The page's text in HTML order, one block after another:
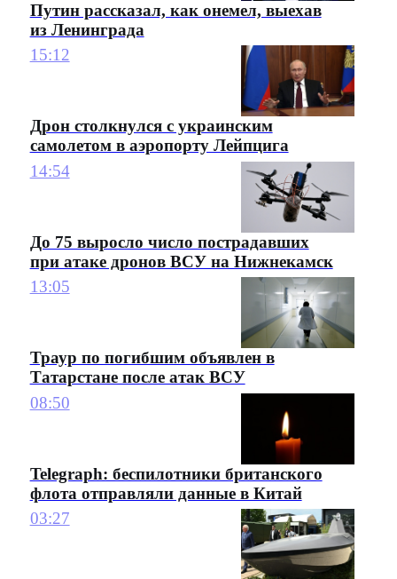
Путин рассказал, как онемел, выехав
из Ленинграда
15:12
Дрон столкнулся с украинским
самолетом в аэропорту Лейпцига
14:54
До 75 выросло число пострадавших
при атаке дронов ВСУ на Нижнекамск
13:05
Траур по погибшим объявлен в
Татарстане после атак ВСУ
08:50
Telegraph: беспилотники британского
флота отправляли данные в Китай
03:27